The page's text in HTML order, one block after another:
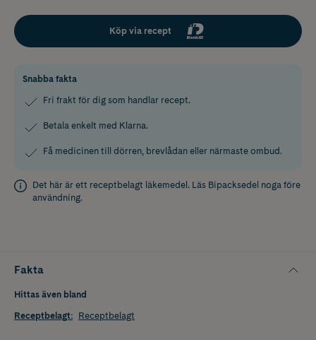
Köp via recept
Snabba fakta
Fri frakt för dig som handlar recept.
Betala enkelt med Klarna.
Få medicinen till dörren, brevlådan eller närmaste ombud.
Det här är ett receptbelagt läkemedel. Läs Bipacksedel noga före
användning.
Fakta
Hittas även bland
Receptbelagt: Receptbelagt